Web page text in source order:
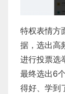
特权表情方
据，选出高
进行投票选
最终选出6
得好、学到